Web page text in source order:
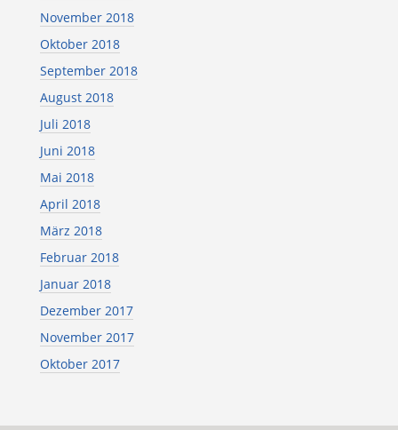
November 2018
Oktober 2018
September 2018
August 2018
Juli 2018
Juni 2018
Mai 2018
April 2018
März 2018
Februar 2018
Januar 2018
Dezember 2017
November 2017
Oktober 2017